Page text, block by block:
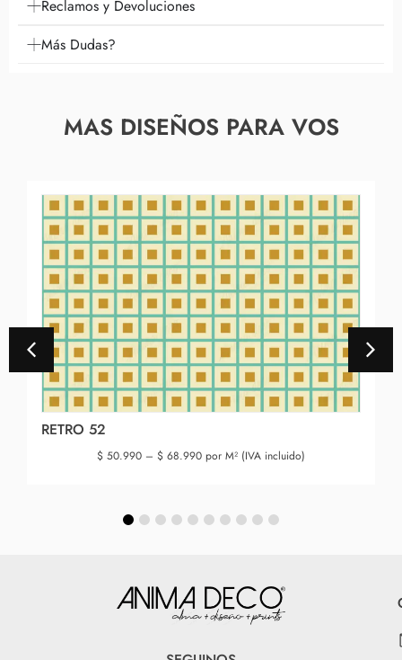
Reclamos y Devoluciones
Más Dudas?
MAS DISEÑOS PARA VOS
RETRO 52
$ 50.990 – $ 68.990 por M² (IVA incluido)